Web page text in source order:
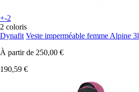
+-2
2 coloris
Dynafit Veste imperméable femme Alpine 3l
À partir de 250,00 €
190,59 €